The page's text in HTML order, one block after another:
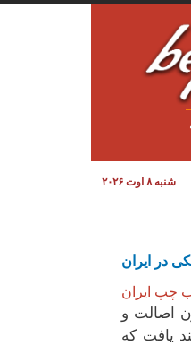
شنبه ۸ اوت ۲۰۲۶
در ایران
چپ ایران
اصالت و
یافت که